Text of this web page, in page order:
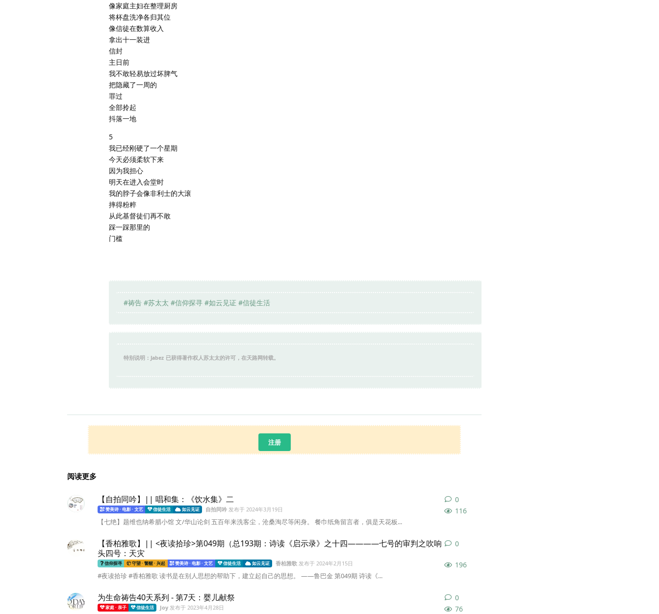
像家庭主妇在整理厨房
将杯盘洗净各归其位
像信徒在数算收入
拿出十一装进
信封
主日前
我不敢轻易放过坏脾气
把隐藏了一周的
罪过
全部拎起
抖落一地
5
我已经刚硬了一个星期
今天必须柔软下来
因为我担心
明天在进入会堂时
我的脖子会像非利士的大滚
摔得粉粹
从此基督徒们再不敢
踩一踩那里的
门槛
#祷告 #苏太太 #信仰探寻 #如云见证 #信徒生活
特别说明：Jabez 已获得著作权人苏太太的许可，在天路网转载。
注册
阅读更多
【自拍同吟】|| 唱和集：《饮水集》二
赞美诗 · 电影 · 文艺 信徒生活 如云见证 自拍同吟 发布于2024年3月19日 116
【七绝】题维也纳希腊小馆 文/华山论剑 五百年来洗客尘，沧桑淘尽等闲身。 餐巾纸角留言者，俱是天花板...
0
【香柏雅歌】|| <夜读拾珍>第049期（总193期：诗读《启示录》之十四————七号的审判之吹响
头四号：天灾
信仰探寻 守望 · 警醒 · 兴起 赞美诗 · 电影 · 文艺 信徒生活 如云见证 香柏雅歌发布于 2024年2月15日 196
#夜读拾珍 #香柏雅歌 读书是在别人思想的帮助下，建立起自己的思想。 ——鲁巴金 第049期 诗读《...
0
为生命祷告40天系列 - 第7天：婴儿献祭
家庭 · 亲子 信徒生活 Joy发布于 2023年4月28日 76
0